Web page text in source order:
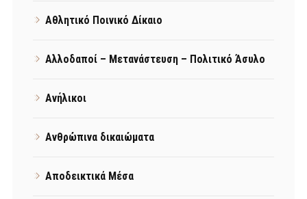
Αθλητικό Ποινικό Δίκαιο
Αλλοδαποί – Μετανάστευση – Πολιτικό Άσυλο
Ανήλικοι
Ανθρώπινα δικαιώματα
Αποδεικτικά Μέσα